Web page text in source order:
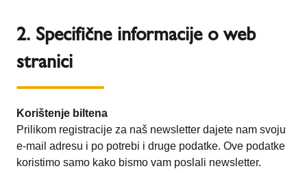
2. Specifične informacije o web
stranici
Korištenje biltena
Prilikom registracije za naš newsletter dajete nam svoju
e-mail adresu i po potrebi i druge podatke. Ove podatke
koristimo samo kako bismo vam poslali newsletter.